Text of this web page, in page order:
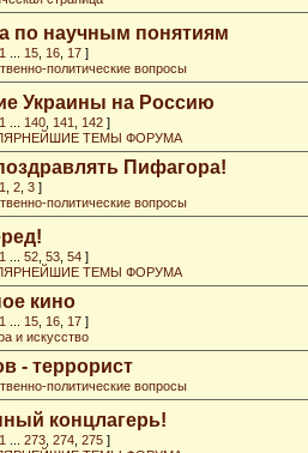
по научным понятиям
1 15 16 17 ]
политические вопросы
Украины на Россию
1 140 141 142 ]
ТЕМЫ ФОРУМА
Пифагора!
1 2 3 ]
политические вопросы
1 52 53 54 ]
ТЕМЫ ФОРУМА
кино
1 15 16 17 ]
и искусство
- террорист
политические вопросы
концлагерь!
1 273 274 275 ]